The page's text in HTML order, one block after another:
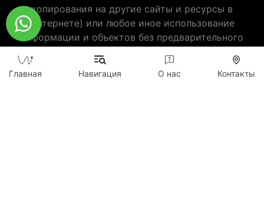
копирования на другие сайты и ресурсы в
Интернете) или любое иное использование
информации и объектов без предварительного
wildticketa@gmail.com
+7 (747) 720-2557
Главная Навигация О нас Контакты